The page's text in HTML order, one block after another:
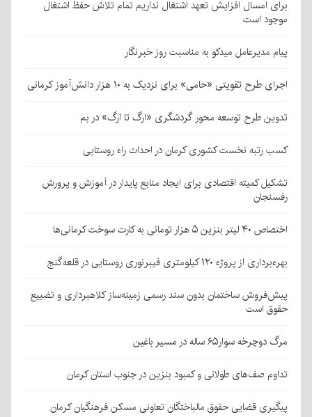
برای امسال افزایش تعهد اشتغال نداریم تمام تلاش حفظ اشتغال
موجود است
پیام مدیرعامل میدکو به مناسبت روز خبرنگار
اجرای طرح تقویتی «حامی» برای نزدیک به ۱۰ هزار دانش‌آموز کرمانی
تدوین طرح توسعه محور گردشگری «ارگ تا ارگ» در بم
کسب رتبه نخست کشوری کرمان در احداث راه روستایی
تشکیل کمیته اقتصادی برای ایجاد منابع پایدار در آموزش و پرورش
رفسنجان
اختصاص ۴۰ لیتر بنزین ۵ هزار تومانی به کارت سوخت کرمانی‌ها
بهره‌برداری از پروژه ۱۲۰ کیلومتری فیبرنوری روستایی در قلعه‌گنج
پیش‌فروش ساختمان بدون سند رسمی زمینه‌ساز کلاهبرداری و تضییع
حقوق است
مرگ دوچرخه سوار۶۵ ساله در مسیر باغین
تداوم صف‌های طولانی و کمبود بنزین در جنوب استان کرمان
پیگیری قضایی حقوق مالباختگان تعاونی مسکن فرهنگیان کرمان